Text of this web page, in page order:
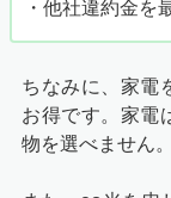
・他社違約金を
ちなみに、家電
お得です。家電
物を選べません。